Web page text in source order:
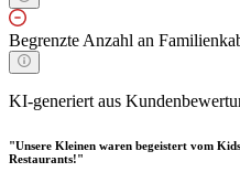
Begrenzte Anzahl an
KI-generiert aus
"Unsere Kleinen waren begeistert vom
Restaurants!"